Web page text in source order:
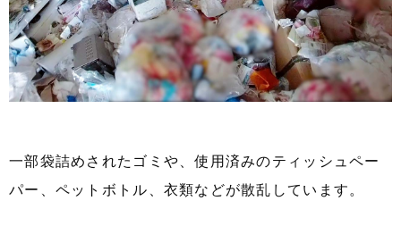
一部袋詰めされたゴミや、使用済みのティッシュペー
パー、ペットボトル、衣類などが散乱しています。